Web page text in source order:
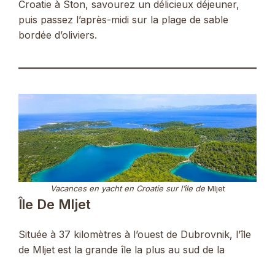
Croatie à Ston, savourez un délicieux déjeuner,
puis passez l’après-midi sur la plage de sable
bordée d’oliviers.
Vacances en yacht en Croatie sur l’île deMljet
Île De Mljet
Située à 37 kilomètres à l’ouest de Dubrovnik, l’île
de Mljet est la grande île la plus au sud de la